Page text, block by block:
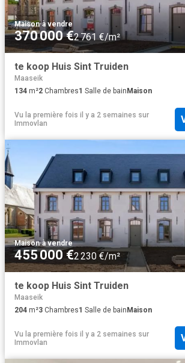
Maison·à vendre
370 000 €2 761 €/m²
te koop Huis Sint Truiden
Maaseik
134 m²2 Chambres1 Salle de bain Maison
Vu la première fois il y a 2 semaines sur
Immovlan
Maison·à vendre
455 000 €2 230 €/m²
te koop Huis Sint Truiden
Maaseik
204 m²3 Chambres1 Salle de bainMaison
Vu la première fois il y a 2 semaines sur
Immovlan